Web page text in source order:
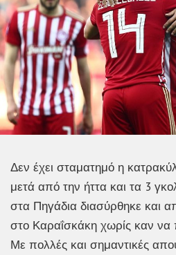
Δεν έχει σταματημό η
μετά από την ήττα και τα 3
στα Πηγάδια διασύρθηκε και
στο Καραΐσκάκη χωρίς καν
Με πολλές και σημαντικές